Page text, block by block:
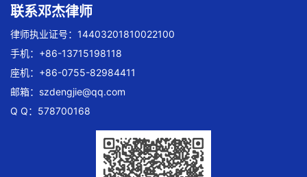
联系邓杰律师
律师执业证号：14403201810022100
手机：+86-13715198118
座机：+86-0755-82984411
邮箱： szdengjie@qq.com
Q Q：578700168